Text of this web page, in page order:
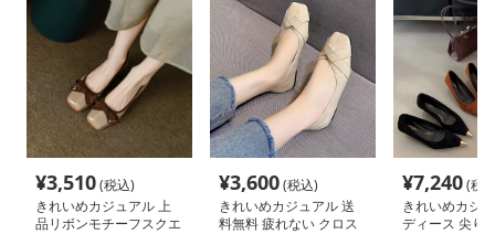
¥3,510(税込)
きれいめカジュアル 上
品リボンモチーフスクエ
¥3,600(税込)
きれいめカジュアル 送
料無料 疲れない クロス
¥7,240(税
きれいめカジ
ディース 尖り